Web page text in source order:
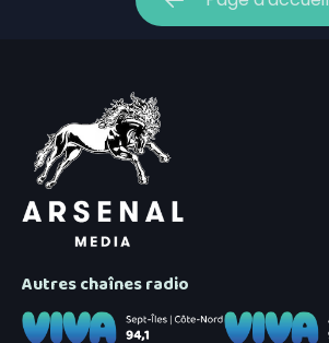
Autres chaînes radio